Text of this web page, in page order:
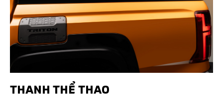
THANH THỂ THAO